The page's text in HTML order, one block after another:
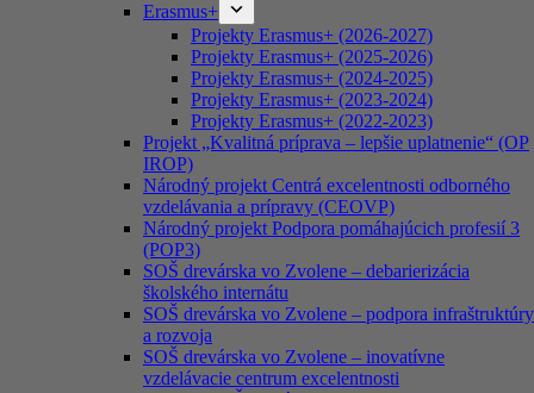
Erasmus+
Projekty Erasmus+ (2026-2027)
Projekty Erasmus+ (2025-2026)
Projekty Erasmus+ (2024-2025)
Projekty Erasmus+ (2023-2024)
Projekty Erasmus+ (2022-2023)
Projekt „Kvalitná príprava – lepšie uplatnenie“ (OP
IROP)
Národný projekt Centrá excelentnosti odborného
vzdelávania a prípravy (CEOVP)
Národný projekt Podpora pomáhajúcich profesií 3
(POP3)
SOŠ drevárska vo Zvolene – debarierizácia
školského internátu
SOŠ drevárska vo Zvolene – podpora infraštruktúry
a rozvoja
SOŠ drevárska vo Zvolene – inovatívne
vzdelávacie centrum excelentnosti